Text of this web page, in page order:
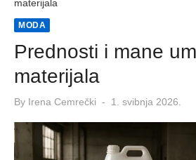
materijala
MODA
Prednosti i mane
materijala
By Irena Cemrečki
Posted
1. svibnja 2026.